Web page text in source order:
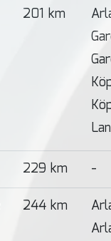
201 km
229 km
-
244 km